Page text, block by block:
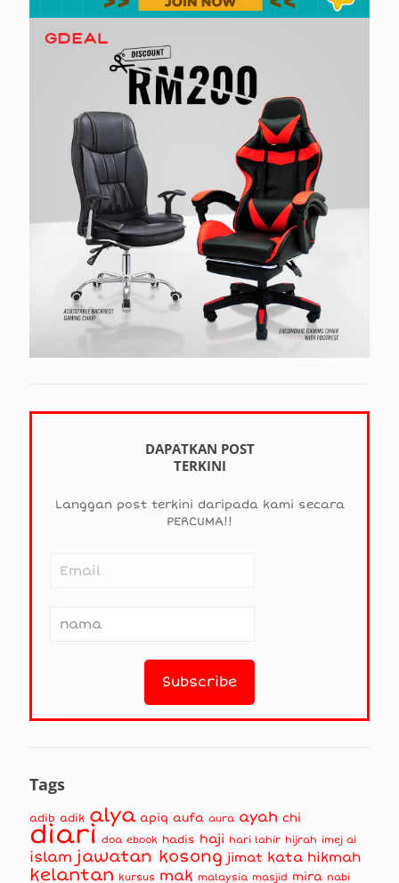
DAPATKAN POST
TERKINI
Langgan post terkini daripada kami secara
PERCUMA!!
Tags
adib adik alya apiq aufa aura ayah chi
diari doa ebook hadis haji hari lahir hijrah imej ai
islam jawatan kosong jimat kata hikmah
kelantan kursus mak malaysia masjid mira nabi